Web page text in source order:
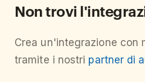
Non trovi
Crea un'integrazione con
tramite i nostri partner di